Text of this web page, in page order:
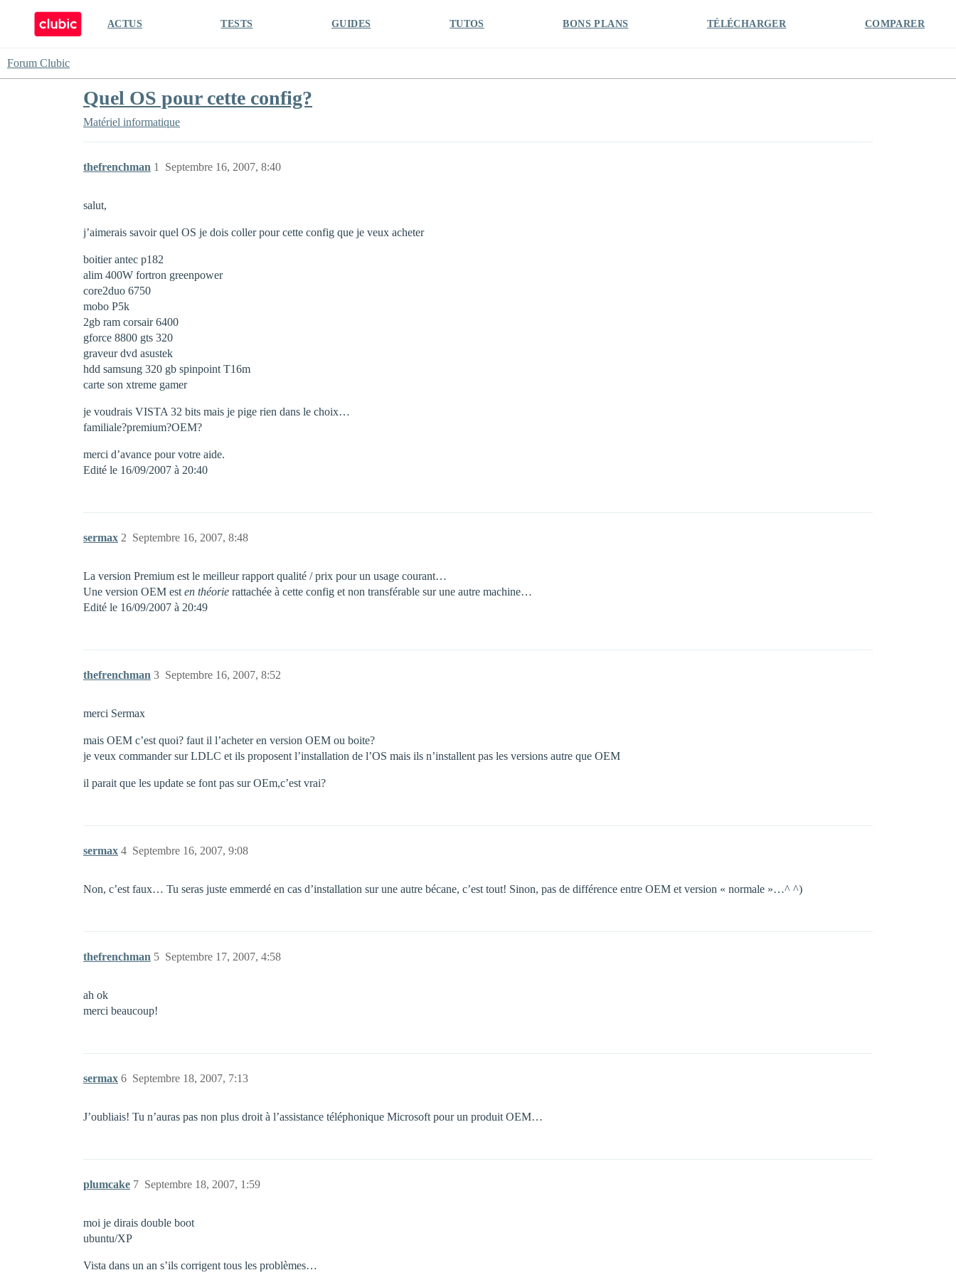
ACTUS TESTS GUIDES TUTOS BONS PLANS TÉLÉCHARGER COMPARER
Forum Clubic
Quel OS pour cette config?
Matériel informatique
thefrenchman Septembre 16, 2007, 8:40
1
salut,
j’aimerais savoir quel OS je dois coller pour cette config que je veux acheter
boitier antec p182
alim 400W fortron greenpower
core2duo 6750
mobo P5k
2gb ram corsair 6400
gforce 8800 gts 320
graveur dvd asustek
hdd samsung 320 gb spinpoint T16m
carte son xtreme gamer
je voudrais VISTA 32 bits mais je pige rien dans le choix…
familiale?premium?OEM?
merci d’avance pour votre aide.
Edité le 16/09/2007 à 20:40
sermax Septembre 16, 2007, 8:48
2
La version Premium est le meilleur rapport qualité / prix pour un usage courant…
Une version OEM est en théorie rattachée à cette config et non transférable sur une autre machine…
Edité le 16/09/2007 à 20:49
thefrenchman Septembre 16, 2007, 8:52
3
merci Sermax
mais OEM c’est quoi? faut il l’acheter en version OEM ou boite?
je veux commander sur LDLC et ils proposent l’installation de l’OS mais ils n’installent pas les versions autre que OEM
il parait que les update se font pas sur OEm,c’est vrai?
sermax Septembre 16, 2007, 9:08
4
Non, c’est faux… Tu seras juste emmerdé en cas d’installation sur une autre bécane, c’est tout! Sinon, pas de différence entre OEM et version « normale »…^ ^)
thefrenchman Septembre 17, 2007, 4:58
5
ah ok
merci beaucoup!
sermax Septembre 18, 2007, 7:13
6
J’oubliais! Tu n’auras pas non plus droit à l’assistance téléphonique Microsoft pour un produit OEM…
plumcake Septembre 18, 2007, 1:59
7
moi je dirais double boot
ubuntu/XP
Vista dans un an s’ils corrigent tous les problèmes…